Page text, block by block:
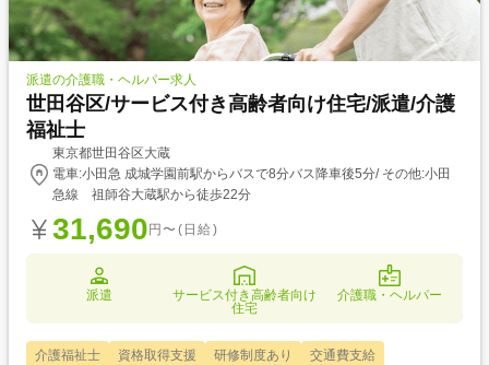
派遣の介護職・ヘルパー求人
世田谷区/サービス付き高齢者向け住宅/派遣/介護
福祉士
東京都世田谷区大蔵
電車:小田急 成城学園前駅からバスで8分バス降車後5分/ その他:小田
急線 祖師谷大蔵駅から徒歩22分
31,690 円〜(日給)
派遣
サービス付き高齢者向け
住宅
介護職・ヘルパー
介護福祉士 資格取得支援 研修制度あり
交通費支給